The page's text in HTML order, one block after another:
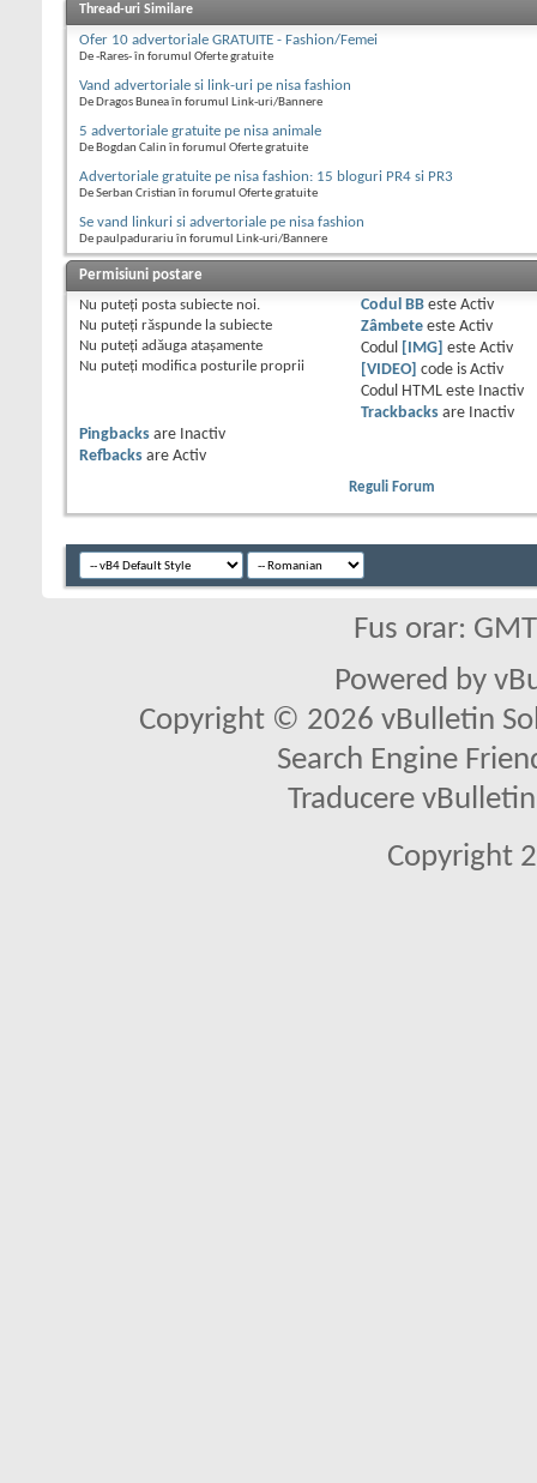
Thread-uri Similare
Ofer 10 advertoriale GRATUITE - Fashion/Femei
De -Rares- în forumul Oferte gratuite
Vand advertoriale si link-uri pe nisa fashion
De Dragos Bunea în forumul Link-uri/Bannere
5 advertoriale gratuite pe nisa animale
De Bogdan Calin în forumul Oferte gratuite
Advertoriale gratuite pe nisa fashion: 15 bloguri PR4 si PR3
De Serban Cristian în forumul Oferte gratuite
Se vand linkuri si advertoriale pe nisa fashion
De paulpadurariu în forumul Link-uri/Bannere
Permisiuni postare
Nu puteţi posta subiecte noi.
Nu puteţi răspunde la subiecte
Nu puteţi adăuga ataşamente
Nu puteţi modifica posturile proprii
Codul BBeste Activ
Zâmbeteeste Activ
Codul
[IMG] este Activ
[VIDEO] code is Activ
Codul HTML este
Inactiv
Trackbacksare
Inactiv
Pingbacks are
Inactiv
Refbacks are Activ
Reguli Forum
Fus orar:
Powered by
Copyright © 2026 vBulletin
Search Engine
Traducere
Copyright